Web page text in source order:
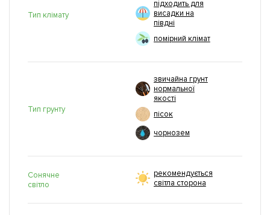
Тип клімату
підходить для
висадки на
півдні
помірний клімат
Тип грунту
звичайна грунт
нормальної
якості
пісок
чорнозем
Сонячне
світло
рекомендується
світла сторона